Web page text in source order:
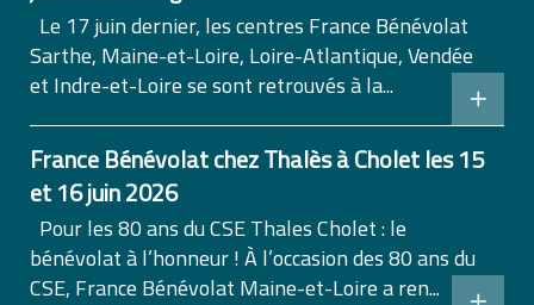
Le 17 juin dernier, les centres France Bénévolat
Sarthe, Maine-et-Loire, Loire-Atlantique, Vendée
et Indre-et-Loire se sont retrouvés à la...
France Bénévolat chez Thalès à Cholet les 15
et 16 juin 2026
Pour les 80 ans du CSE Thales Cholet : le
bénévolat à l’honneur ! À l’occasion des 80 ans du
CSE, France Bénévolat Maine-et-Loire a ren...